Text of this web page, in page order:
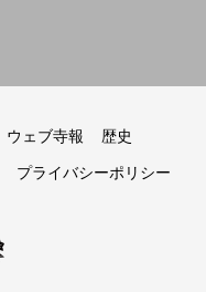
ウェブ寺報 歴史
プライバシーポリシー